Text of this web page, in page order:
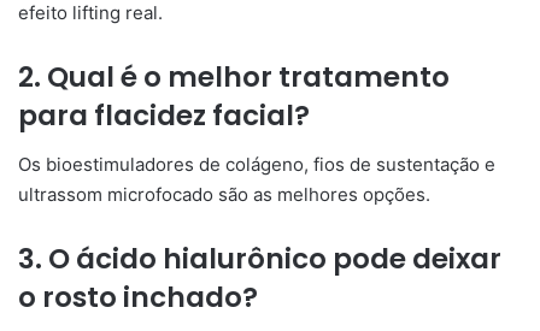
efeito lifting real.
2. Qual é o melhor tratamento
para flacidez facial?
Os bioestimuladores de colágeno, fios de sustentação e
ultrassom microfocado são as melhores opções.
3. O ácido hialurônico pode deixar
o rosto inchado?